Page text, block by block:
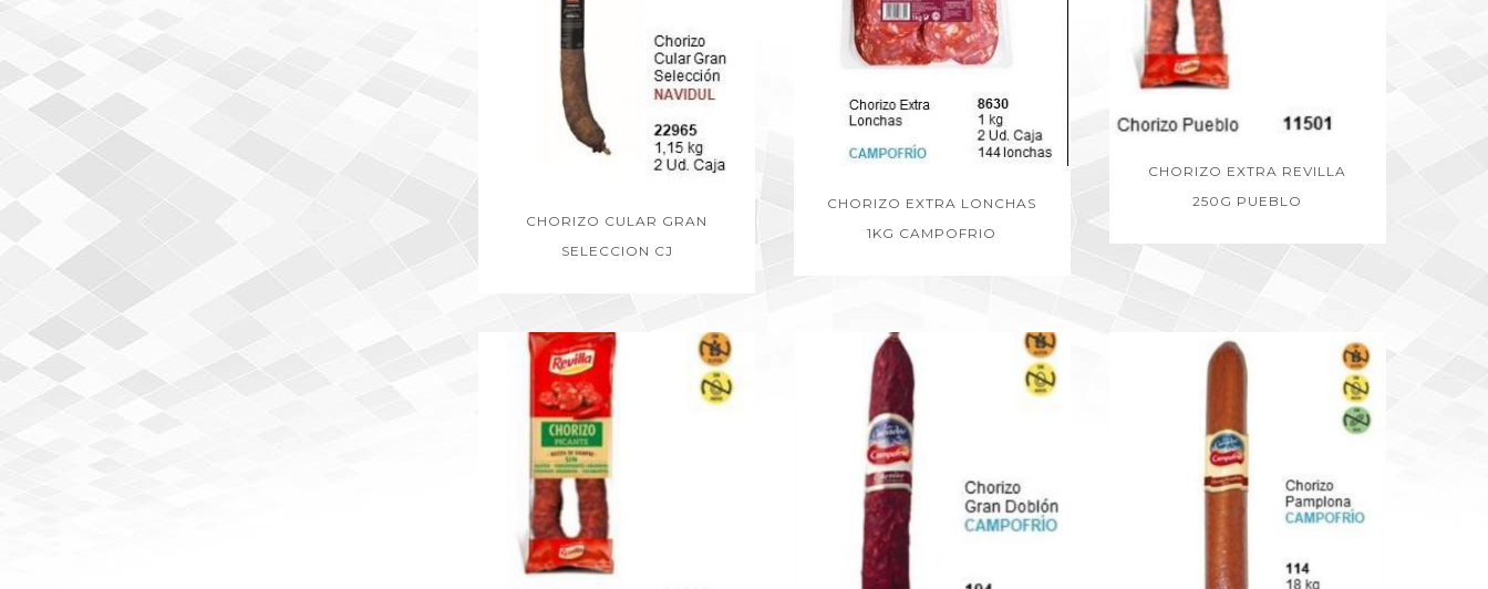
CHORIZO CULAR GRAN
SELECCION CJ
CHORIZO EXTRA LONCHAS
1KG CAMPOFRIO
CHORIZO EXTRA REVILLA
250G PUEBLO